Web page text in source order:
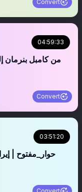
Convert
04:59:33
من كامبل بنرمان
Convert
03:51:20